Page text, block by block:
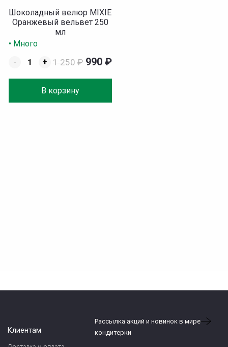
Шоколадный велюр MIXIE
Оранжевый вельвет 250
мл
• Много
-
+
В корзину
1 250 ₽ 990 ₽
Клиентам
Рассылка акций и новинок в мире
кондитерки